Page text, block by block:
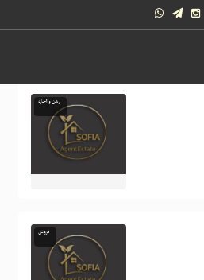
رهن و اجاره
فروش